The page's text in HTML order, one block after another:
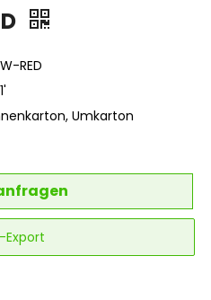
RED
Umkarton
Export